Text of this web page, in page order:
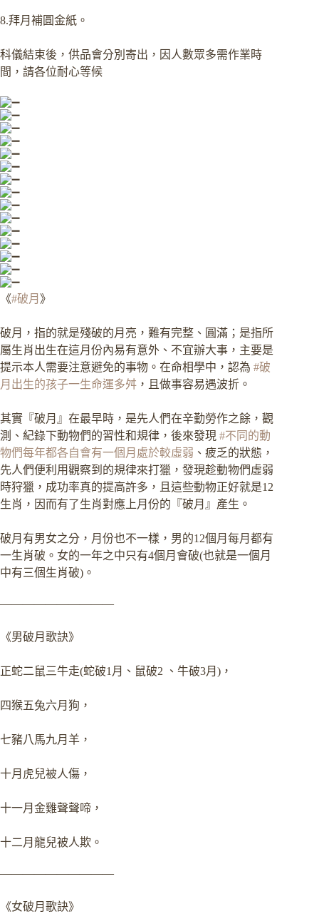
8.拜月補圓金紙。
科儀結束後，供品會分別寄出，因人數眾多需作業時
間，請各位耐心等候
《#破月 》
破月，指的就是殘破的月亮，難有完整、圓滿；是指所
屬生肖出生在這月份內易有意外、不宜辦大事，主要是
提示本人需要注意避免的事物。在命相學中，認為 #破
月出生的孩子一生命運多舛 ，且做事容易遇波折。
其實『破月』在最早時，是先人們在辛勤勞作之餘，觀
測、紀錄下動物們的習性和規律，後來發現 #不同的動
物們每年都各自會有一個月處於較虛弱 、疲乏的狀態，
先人們便利用觀察到的規律來打獵，發現趁動物們虛弱
時狩獵，成功率真的提高許多，且這些動物正好就是12
生肖，因而有了生肖對應上月份的『破月』產生。
破月有男女之分，月份也不一樣，男的12個月每月都有
一生肖破。女的一年之中只有4個月會破(也就是一個月
中有三個生肖破)。
——————————
《男破月歌訣》
正蛇二鼠三牛走(蛇破1月、鼠破2 、牛破3月)，
四猴五兔六月狗，
七豬八馬九月羊，
十月虎兒被人傷，
十一月金雞聲聲啼，
十二月龍兒被人欺。
——————————
《女破月歌訣》